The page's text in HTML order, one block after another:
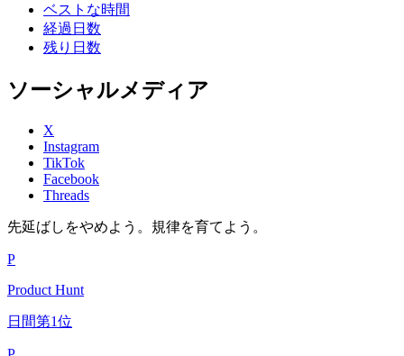
ベストな時間
経過日数
残り日数
ソーシャルメディア
X
Instagram
TikTok
Facebook
Threads
先延ばしをやめよう。規律を育てよう。
P
Product Hunt
日間第1位